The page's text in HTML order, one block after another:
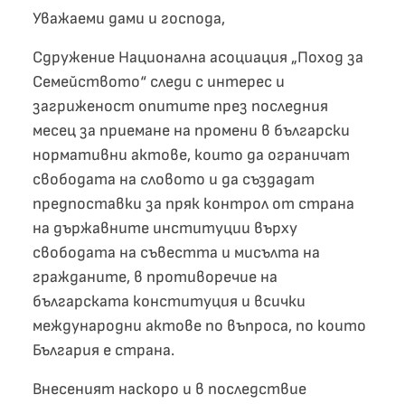
Уважаеми дами и господа,
Сдружение Национална асоциация „Поход за
Семейството“ следи с интерес и
загриженост опитите през последния
месец за приемане на промени в български
нормативни актове, които да ограничат
свободата на словото и да създадат
предпоставки за пряк контрол от страна
на държавните институции върху
свободата на съвестта и мисълта на
гражданите, в противоречие на
българската конституция и всички
международни актове по въпроса, по които
България е страна.
Внесеният наскоро и в последствие